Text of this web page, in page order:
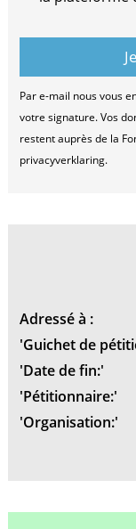
Par e-mail nous vous
votre signature. Vos
restent auprès de la
privacyverklaring.
Adressé à :
'Guichet de
'Date de fin:'
'Pétitionnaire:'
'Organisation:'